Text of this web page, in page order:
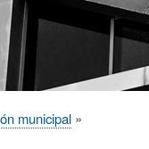
municipal